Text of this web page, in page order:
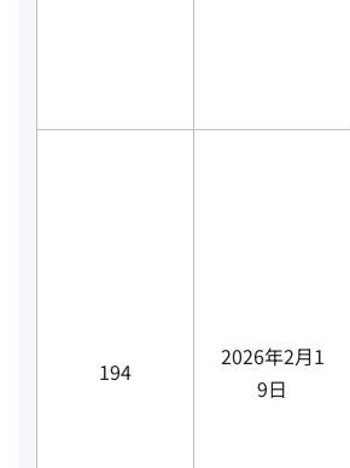
194
2026年2月1
9日